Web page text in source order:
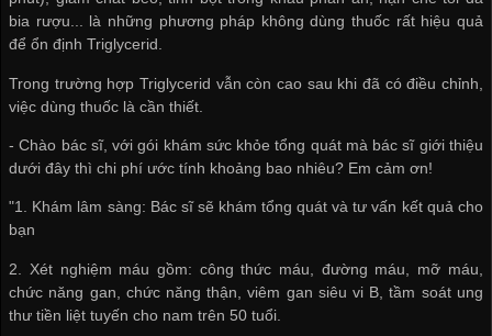
bia rượu... là những phương pháp không dùng thuốc rất hiệu quả
để ổn định Triglycerid.
Trong trường hợp Triglycerid vẫn còn cao sau khi đã có điều chỉnh,
việc dùng thuốc là cần thiết.
- Chào bác sĩ, với gói khám sức khỏe tổng quát mà bác sĩ giới thiệu
dưới đây thì chi phí ước tính khoảng bao nhiêu? Em cảm ơn!
"1. Khám lâm sàng: Bác sĩ sẽ khám tổng quát và tư vấn kết quả cho
bạn
2. Xét nghiệm máu gồm: công thức máu, đường máu, mỡ máu,
chức năng gan, chức năng thận, viêm gan siêu vi B, tầm soát ung
thư tiền liệt tuyến cho nam trên 50 tuổi.